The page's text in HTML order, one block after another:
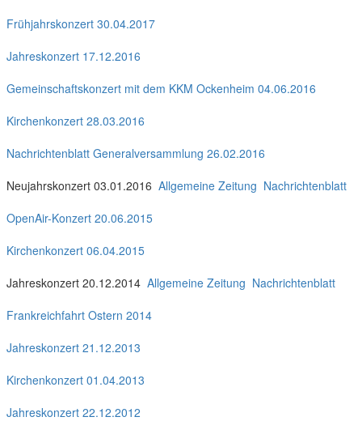
Frühjahrskonzert 30.04.2017
Jahreskonzert 17.12.2016
Gemeinschaftskonzert mit dem KKM Ockenheim 04.06.2016
Kirchenkonzert 28.03.2016
Nachrichtenblatt Generalversammlung 26.02.2016
Neujahrskonzert 03.01.2016 Allgemeine Zeitung Nachrichtenblatt
OpenAir-Konzert 20.06.2015
Kirchenkonzert 06.04.2015
Jahreskonzert 20.12.2014 Allgemeine Zeitung Nachrichtenblatt
Frankreichfahrt Ostern 2014
Jahreskonzert 21.12.2013
Kirchenkonzert 01.04.2013
Jahreskonzert 22.12.2012